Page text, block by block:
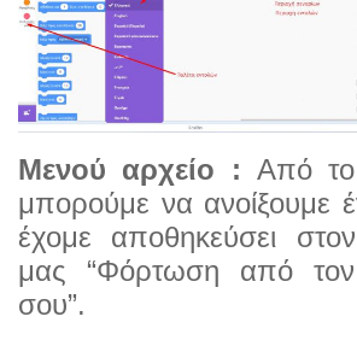
Μενού αρχείο : Από
μπορούμε να ανοίξουμε
έχομε αποθηκεύσει
μας “Φόρτωση από τον
σου”.